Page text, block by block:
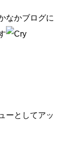
なかブログに
ーとしてアッ